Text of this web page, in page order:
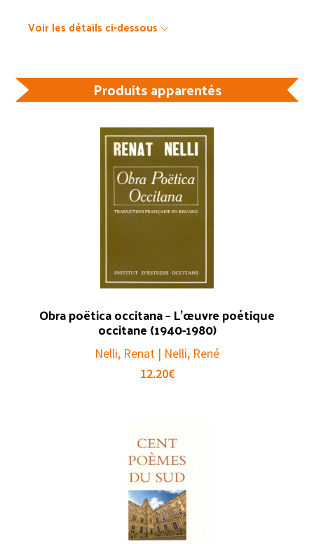
Voir les détails ci-dessous
Produits apparentés
Obra poëtica occitana – L’œuvre poétique
occitane (1940-1980)
Nelli, Renat | Nelli, René
12.20€